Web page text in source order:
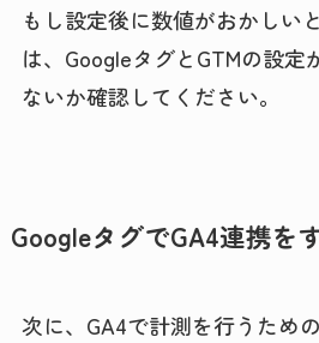
もし設定後に数値がおかしい
は、GoogleタグとGTMの設定
ないか確認してください。
GoogleタグでGA4連携を
次に、GA4で計測を行うため